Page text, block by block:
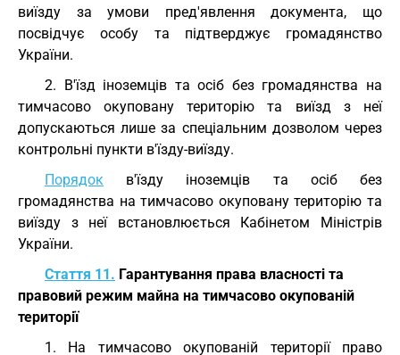
виїзду за умови пред'явлення документа, що
посвідчує особу та підтверджує громадянство
України.
2. В'їзд іноземців та осіб без громадянства на
тимчасово окуповану територію та виїзд з неї
допускаються лише за спеціальним дозволом через
контрольні пункти в'їзду-виїзду.
Порядок в'їзду іноземців та осіб без
громадянства на тимчасово окуповану територію та
виїзду з неї встановлюється Кабінетом Міністрів
України.
Стаття 11. Гарантування права власності та
правовий режим майна на тимчасово окупованій
території
1. На тимчасово окупованій території право